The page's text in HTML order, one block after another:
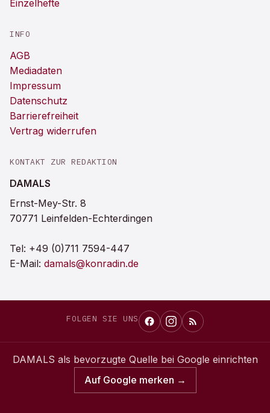
Einzelhefte
INFO
AGB
Mediadaten
Impressum
Datenschutz
Barrierefreiheit
Vertrag widerrufen
KONTAKT ZUR REDAKTION
DAMALS
Ernst-Mey-Str. 8
70771 Leinfelden-Echterdingen
Tel: +49 (0)711 7594-447
E-Mail: damals@konradin.de
FOLGEN SIE UNS
DAMALS als bevorzugte Quelle bei Google einrichten
Auf Google merken →